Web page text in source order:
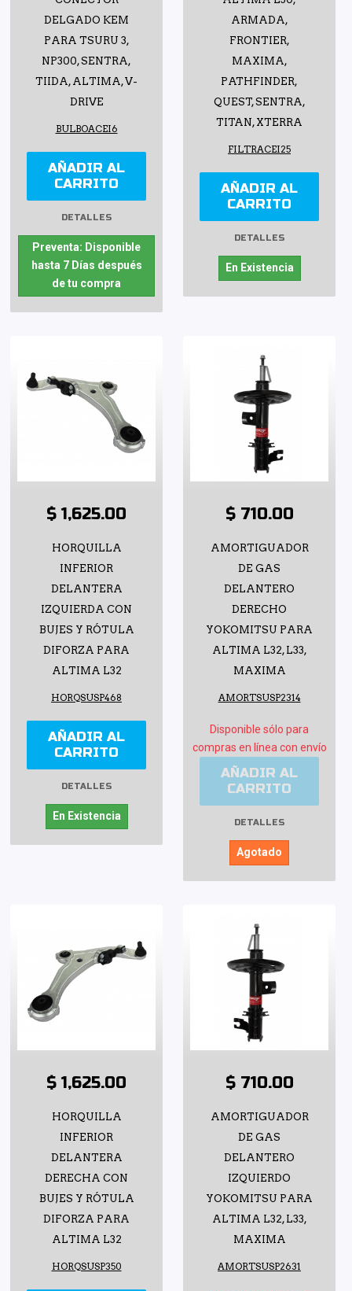
DELGADO KEM
PARA TSURU 3,
NP300, SENTRA,
TIIDA, ALTIMA, V-
DRIVE
BULBOACEI6
AÑADIR AL
CARRITO
DETALLES
Preventa: Disponible
hasta 7 Días después
de tu compra
ARMADA,
FRONTIER,
MAXIMA,
PATHFINDER,
QUEST, SENTRA,
TITAN, XTERRA
FILTRACEI25
AÑADIR AL
CARRITO
DETALLES
En Existencia
$ 1,625.00
HORQUILLA
INFERIOR
DELANTERA
IZQUIERDA CON
BUJES Y RÓTULA
DIFORZA PARA
ALTIMA L32
HORQSUSP468
AÑADIR AL
CARRITO
DETALLES
En Existencia
$ 710.00
AMORTIGUADOR
DE GAS
DELANTERO
DERECHO
YOKOMITSU PARA
ALTIMA L32, L33,
MAXIMA
AMORTSUSP2314
Disponible sólo para
compras en línea con envío
AÑADIR AL
CARRITO
DETALLES
Agotado
$ 1,625.00
HORQUILLA
INFERIOR
DELANTERA
DERECHA CON
BUJES Y RÓTULA
DIFORZA PARA
ALTIMA L32
HORQSUSP350
$ 710.00
AMORTIGUADOR
DE GAS
DELANTERO
IZQUIERDO
YOKOMITSU PARA
ALTIMA L32, L33,
MAXIMA
AMORTSUSP2631